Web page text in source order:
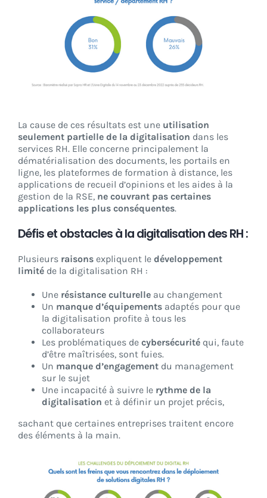
La cause de ces résultats est une utilisation
seulement partielle de la digitalisation dans les
services RH. Elle concerne principalement la
dématérialisation des documents, les portails en
ligne, les plateformes de formation à distance, les
applications de recueil d’opinions et les aides à la
gestion de la RSE, ne couvrant pas certaines
applications les plus conséquentes.
Défis et obstacles à la digitalisation des RH :
Plusieurs raisons expliquent le développement
limité de la digitalisation RH :
Une résistance culturelle au changement
Un manque d’équipements adaptés pour que
la digitalisation profite à tous les
collaborateurs
Les problématiques de cybersécurité qui, faute
d’être maîtrisées, sont fuies.
Un manque d’engagement du management
sur le sujet
Une incapacité à suivre le rythme de la
digitalisation et à définir un projet précis,
sachant que certaines entreprises traitent encore
des éléments à la main.